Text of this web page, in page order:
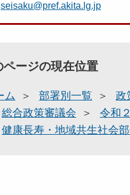
seisaku@pref.akita.lg.jp
ページの現在位置
ム 部署別一覧 政
総合政策審議会
令和
健康長寿・地域共生社会